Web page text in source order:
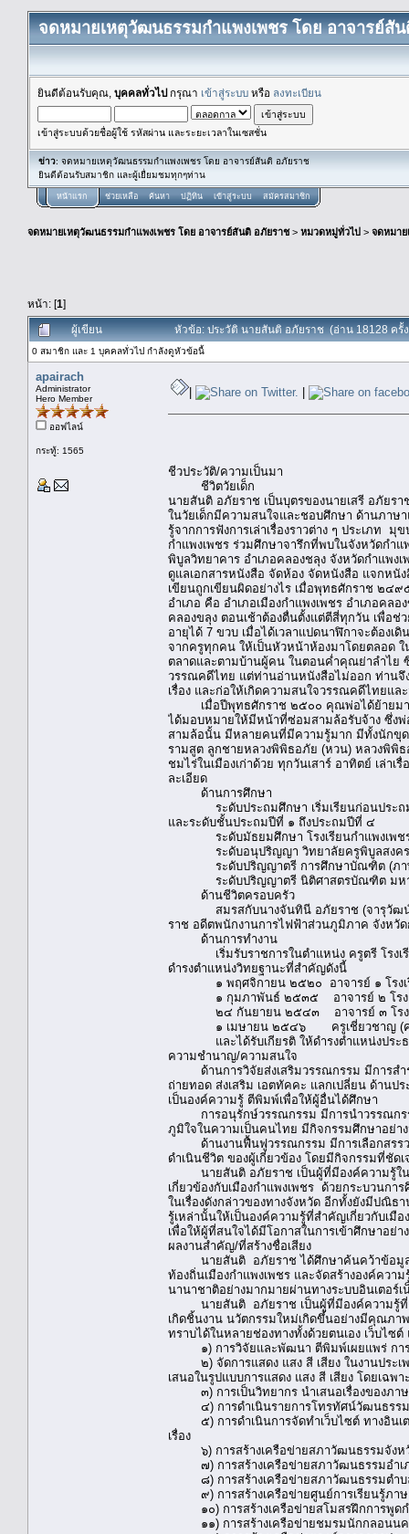
จดหมายเหตุวัฒนธรรมกำแพงเพชร โดย อาจารย์สั
ยินดีต้อนรับคุณ, บุคคลทั่วไปกรุณา เข้าสู่ระบบ หรือ ลงทะเบียน
เข้าสู่ระบบด้วยชื่อผู้ใช้ รหัสผ่าน และระยะเวลาในเซสชั่น
ข่าว: จดหมายเหตุวัฒนธรรมกำแพงเพชร โดย อาจารย์สันติ อภัยราช
ยินดีต้อนรับสมาชิก และผู้เยื่ยมชมทุกๆท่าน
หน้าแรก ช่วยเหลือ ค้นหา ปฏิทิน เข้าสู่ระบบ สมัครสมาชิก
จดหมายเหตุวัฒนธรรมกำแพงเพชร โดย อาจารย์สันติ อภัยราช> หมวดหมู่ทั่วไป > จดหมา
หน้า: [1]
ผู้เขียน หัวข้อ: ประวัติ นายสันติ อภัยราช (อ่าน 18128 ครั้
0 สมาชิก และ 1 บุคคลทั่วไป กำลังดูหัวข้อนี้
apairach
Administrator
Hero Member
ออฟไลน์
กระทู้: 1565
| |
ชีวประวัติ/ความเป็นมา
ชีวิตวัยเด็ก
นายสันติ อภัยราช เป็นบุตรของนายเสรี อภัย
ในวัยเด็กมีความสนใจและชอบศึกษา ด้านภาษ
รู้จากการฟังการเล่าเรื่องราวต่าง ๆ ประเภท
กำแพงเพชร ร่วมศึกษาจารึกที่พบในจังหวัดกำ
พิบูลวิทยาคาร อำเภอคลองชลุง จังหวัดกำแพง
ดูแลเอกสารหนังสือ จัดห้อง จัดหนังสือ แจกหนั
เขียนถูกเขียนผิดอย่างไร เมื่อพุทธศักราช ๒๔
อำเภอ คือ อำเภอเมืองกำแพงเพชร อำเภอค
คลองขลุง ตอนเช้าต้องตื่นตั้งแต่ตีสี่ทุกวัน เพื่อ
อายุได้ 7 ขวบ เมื่อได้เวลาแปดนาฬิกาจะต้องเ
จากครูทุกคน ให้เป็นหัวหน้าห้องมาโดยตลอด ใ
ตลาดและตามบ้านผู้คน ในตอนค่ำคุณย่าลำไย ซึ่
วรรณคดีไทย แต่ท่านอ่านหนังสือไม่ออก ท่านจึ
เรื่อง และก่อให้เกิดความสนใจวรรณคดีไทยแล
เมื่อปีพุทธศักราช ๒๕๐๐ คุณพ่อได้ย้ายมาเป็
ได้มอบหมายให้มีหน้าที่ซ่อมสามล้อรับจ้าง ซึ่ง
สามล้อนั้น มีหลายคนที่มีความรู้มาก มีทั้งนักขุด
รามสูต ลูกชายหลวงพิพิธอภัย (หวน) หลวงพิพิธ
ชมไร่ในเมืองเก่าด้วย ทุกวันเสาร์ อาทิตย์ เล่าเ
ละเอียด
ด้านการศึกษา
ระดับประถมศึกษา เริ่มเรียนก่อนประถมศึก
และระดับชั้นประถมปีที่ ๑ ถึงประถมปีที่ ๔
ระดับมัธยมศึกษา โรงเรียนกำแพงเพชร “
ระดับอนุปริญญา วิทยาลัยครูพิบูลสงครา
ระดับปริญญาตรี การศึกษาบัณฑิต (ภาษาแ
ระดับปริญญาตรี นิติศาสตรบัณฑิต มหาวิ
ด้านชีวิตครอบครัว
สมรสกับนางจันทินี อภัยราช (จารุวัฒน์) อดี
ราช อดีตพนักงานการไฟฟ้าส่วนภูมิภาค จังหวัด
ด้านการทำงาน
เริ่มรับราชการในตำแหน่ง ครูตรี โรงเรี
ดำรงตำแหน่งวิทยฐานะที่สำคัญดังนี้
๑ พฤศจิกายน ๒๕๒๐ อาจารย์ ๑ โรงเรี
๑ กุมภาพันธ์ ๒๕๓๕ อาจารย์ ๒ โรงเรีย
๒๔ กันยายน ๒๕๔๓ อาจารย์ ๓ โรงเรีย
๑ เมษายน ๒๕๔๖ ครูเชี่ยวชาญ (คศ.4) โ
และได้รับเกียรติ ให้ดำรงตำแหน่งประธ
ความชำนาญ/ความสนใจ
ด้านการวิจัยส่งเสริมวรรณกรรม มีการสำร
ถ่ายทอด ส่งเสริม เอตทัคคะ แลกเปลี่ยน ด้าน
เป็นองค์ความรู้ ตีพิมพ์เพื่อให้ผู้อื่นได้ศึกษา
การอนุรักษ์วรรณกรรม มีการนำวรรณกรร
ภูมิใจในความเป็นคนไทย มีกิจกรรมศึกษาอย่า
ด้านงานฟื้นฟูวรรณกรรม มีการเลือกสรรว
ดำเนินชีวิต ของผู้เกี่ยวข้อง โดยมีกิจกรรมที่ชัด
นายสันติ อภัยราช เป็นผู้ที่มีองค์ความรู้ใน
เกี่ยวข้องกับเมืองกำแพงเพชร ด้วยกระบวนก
ในเรื่องดังกล่าวของทางจังหวัด อีกทั้งยังมีปณิ
รู้เหล่านั้นให้เป็นองค์ความรู้ที่สำคัญเกี่ยวกับเมื
เพื่อให้ผู้ที่สนใจได้มีโอกาสในการเข้าศึกษาอย่า
ผลงานสำคัญ/ที่สร้างชื่อเสียง
นายสันติ อภัยราช ได้ศึกษาค้นคว้าข้อมูล ที่
ท้องถิ่นเมืองกำแพงเพชร และจัดสร้างองค์คว
นานาชาติอย่างมากมายผ่านทางระบบอินเตอร์
นายสันติ อภัยราช เป็นผู้ที่มีองค์ความรู้ที่ตก
เกิดชิ้นงาน นวัตกรรมใหม่เกิดขึ้นอย่างมีคุณภา
ทราบได้ในหลายช่องทางทั้งด้วยตนเอง เว็บไซ
๑) การวิจัยและพัฒนา ตีพิมพ์เผยแพร่ การบ
๒) จัดการแสดง แสง สี เสียง ในงานประเ
เสนอในรูปแบบการแสดง แสง สี เสียง โดยเฉ
๓) การเป็นวิทยากร นำเสนอเรื่องของภาษ
๔) การดำเนินรายการโทรทัศน์วัฒนธรรม ท
๕) การดำเนินการจัดทำเว็บไซต์ ทางอินเต
เรื่อง
๖) การสร้างเครือข่ายสภาวัฒนธรรมจังหวั
๗) การสร้างเครือข่ายสภาวัฒนธรรมอำเภ
๘) การสร้างเครือข่ายสภาวัฒนธรรมตำบ
๙) การสร้างเครือข่ายศูนย์การเรียนรู้ภาษ
๑๐) การสร้างเครือข่ายสโมสรฝึกการพูด
๑๑) การสร้างเครือข่ายชมรมนักกลอนนค